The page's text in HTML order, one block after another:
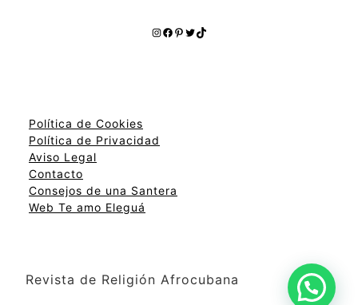
Instagram
Facebook
Pinterest
Twitter
TikTok
Política de Cookies
Política de Privacidad
Aviso Legal
Contacto
Consejos de una Santera
Web Te amo Eleguá
Revista de Religión Afrocubana